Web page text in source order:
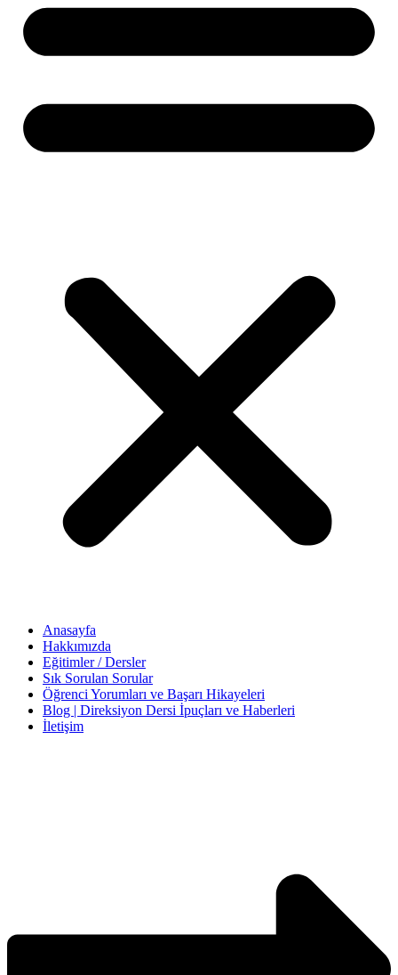
Anasayfa
Hakkımızda
Eğitimler / Dersler
Sık Sorulan Sorular
Öğrenci Yorumları ve Başarı Hikayeleri
Blog | Direksiyon Dersi İpuçları ve Haberleri
İletişim